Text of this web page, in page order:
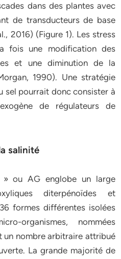
dans des plantes avec
de transducteurs de base
2016) (Figure 1). Les stress
fois une modification des
et une diminution de la
1990). Une stratégie
sel pourrait donc consister à
de régulateurs de
salinité
» ou AG englobe un large
diterpénoïdes et
formes différentes isolées
organismes, nommées
un nombre arbitraire attribué
La grande majorité de